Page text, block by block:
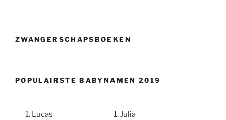
ZWANGERSCHAPSBOEKEN
POPULAIRSTE BABYNAMEN 2019
Lucas Julia